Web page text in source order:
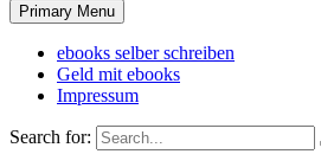
Primary Menu
ebooks selber schreiben
Geld mit ebooks
Impressum
Search for: